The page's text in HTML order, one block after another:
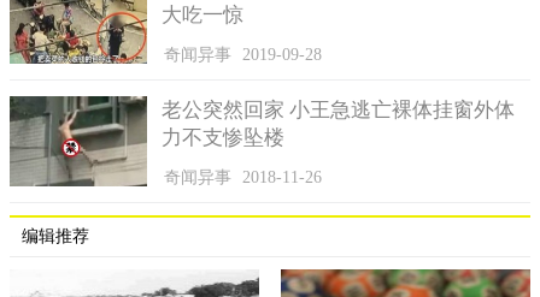
大吃一惊
奇闻异事 2019-09-28
老公突然回家 小王急逃亡裸体挂窗外体
力不支惨坠楼
奇闻异事 2018-11-26
编辑推荐